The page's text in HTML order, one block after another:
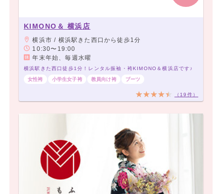
KIMONO＆ 横浜店
横浜市 / 横浜駅きた西口から徒歩1分
10:30〜19:00
年末年始、毎週水曜
横浜駅きた西口徒歩1分！レンタル振袖・袴KIMONO＆横浜店です♪
女性袴
小学生女子袴 教員向け袴 ブーツ
（19件）